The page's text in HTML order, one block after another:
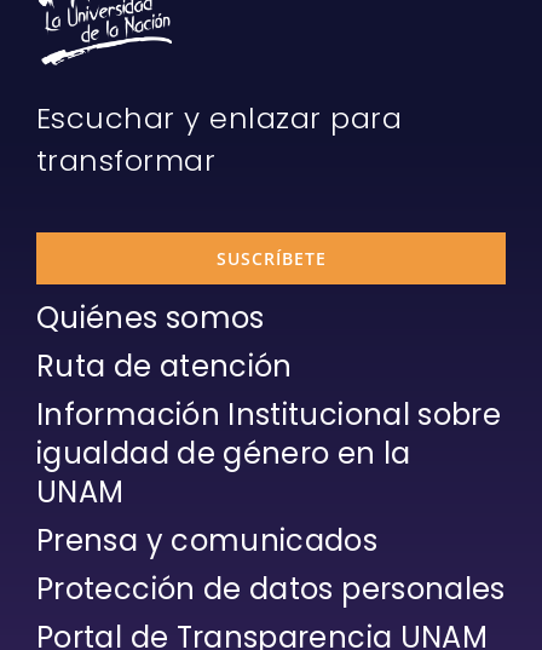
Escuchar y enlazar para
transformar
SUSCRÍBETE
Quiénes somos
Ruta de atención
Información Institucional sobre
igualdad de género en la
UNAM
Prensa y comunicados
Protección de datos personales
Portal de Transparencia UNAM